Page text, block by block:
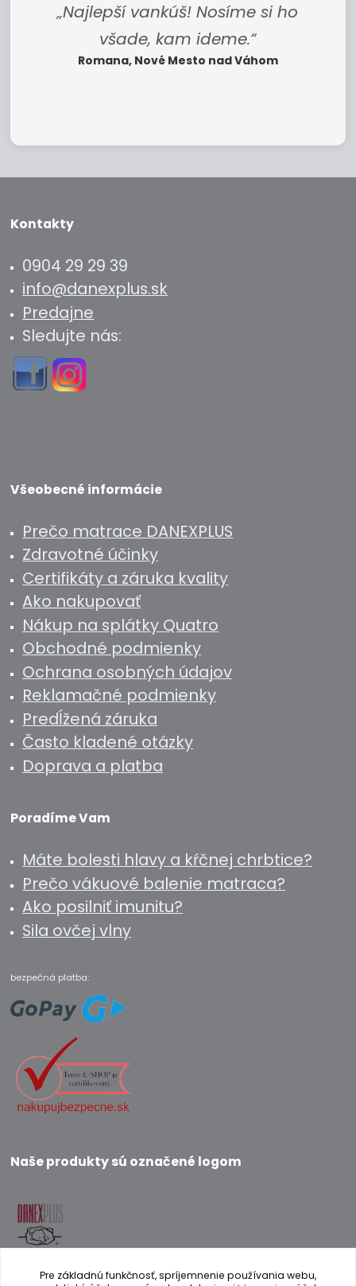
„Najlepší vankúš! Nosíme si ho
všade, kam ideme.“
Romana, Nové Mesto nad Váhom
Kontakty
0904 29 29 39
info@danexplus.sk
Predajne
Sledujte nás:
Všeobecné informácie
Prečo matrace DANEXPLUS
Zdravotné účinky
Certifikáty a záruka kvality
Ako nakupovať
Nákup na splátky Quatro
Obchodné podmienky
Ochrana osobných údajov
Reklamačné podmienky
Predĺžená záruka
Často kladené otázky
Doprava a platba
Poradíme Vam
Máte bolesti hlavy a kŕčnej chrbtice?
Prečo vákuové balenie matraca?
Ako posilniť imunitu?
Sila ovčej vlny
bezpečná platba:
Naše produkty sú označené logom
Pre základnú funkčnosť, spríjemnenie používania webu,